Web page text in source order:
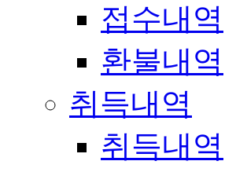
접수내역
환불내역
취득내역
취득내역